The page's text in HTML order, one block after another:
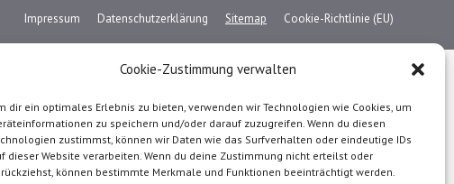
Cookie-Zustimmung verwalten
dir ein optimales Erlebnis zu bieten, verwenden wir Technologien wie Cookies, um
zu speichern und/oder darauf zuzugreifen. Wenn du diesen
zustimmst, können wir Daten wie das Surfverhalten oder eindeutige IDs
dieser Website verarbeiten. Wenn du deine Zustimmung nicht erteilst oder
können bestimmte Merkmale und Funktionen beeinträchtigt werden.
Impressum Datenschutzerklärung Sitemap Cookie-Richtlinie (EU)